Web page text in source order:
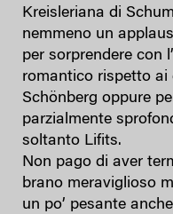
Kreisleriana di
nemmeno un
per sorprendere con
romantico rispetto ai
Schönberg oppure
parzialmente
soltanto Lifits.
Non pago di aver
brano meraviglioso
un po’ pesante